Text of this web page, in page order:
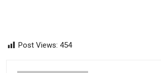
Post Views: 454